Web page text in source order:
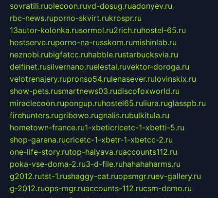
sovratili.ruolecoon.ruvd-dosug.ruadonyev.ru
rbc-news.ruporno-skvirt.rukrospr.ru
13autor-kolonka.rusormol.ru2rich.ruhostel-65.ru
hostserve.ruporno-na-russkom.rumishinlab.ru
neznobi.rubigfatcc.ruhabble.rustarbucksvia.ru
delfinet.rusilvernano.ruelestal.ruvektor-doroga.ru
velotrenajery.rupronso54.rulenasever.rulovinskix.ru
show-pets.rusmartnews03.rudiscofoxworld.ru
miraclecoon.rupongup.ruhostel65.ruliura.ruglasspb.ru
firehunters.rugribowo.rugnalis.rubulkitula.ru
hometown-france.ru1-xbeticricetc-1-xbetti-5.ru
shop-garena.rucricetc-1-xbetr-1-xbetcc-2.ru
one-life-story.rutop-halyava.ruaccounts112.ru
poka-vse-doma-2.ru3-d-file.ruhahahaharms.ru
g2012.rutst-1.rushaggy-cat.ruopsmgr.ruev-gallery.ru
g-2012.ruops-mgr.ruaccounts-112.rucsm-demo.ru